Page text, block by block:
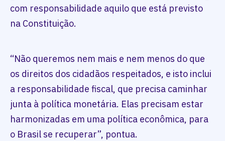
com responsabilidade aquilo que está previsto
na Constituição.
“Não queremos nem mais e nem menos do que
os direitos dos cidadãos respeitados, e isto inclui
a responsabilidade fiscal, que precisa caminhar
junta à política monetária. Elas precisam estar
harmonizadas em uma política econômica, para
o Brasil se recuperar”, pontua.